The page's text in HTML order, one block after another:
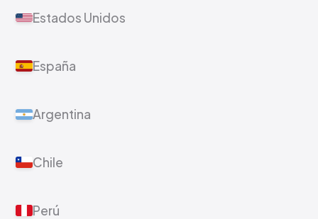
Estados Unidos
España
Argentina
Chile
Perú